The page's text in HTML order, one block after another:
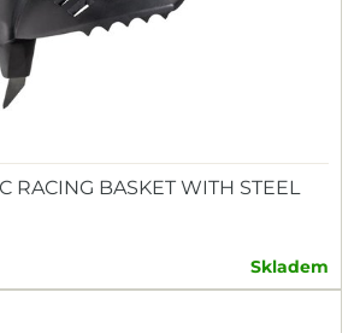
RACING BASKET WITH STEEL
Skladem